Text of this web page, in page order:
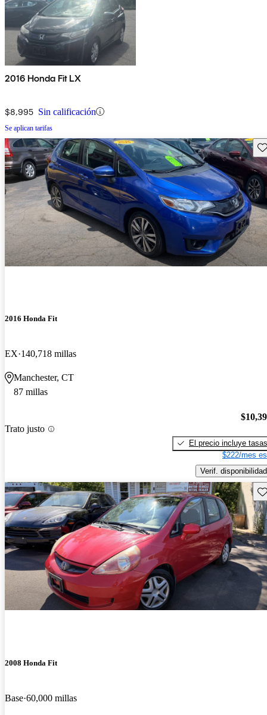
2016 Honda Fit LX
$8,995 Sin calificación
Se aplican tarifas
2016 Honda Fit
EX 140,718 millas
Manchester, CT
87 millas
Trato justo
El precio incluye tasas
$222/mes
Verif. disponibilidad
2008 Honda Fit
Base 60,000 millas